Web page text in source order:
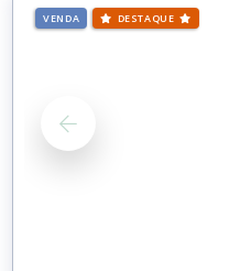
VENDA DESTAQUE